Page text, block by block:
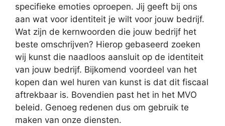
specifieke emoties oproepen. Jij geeft bij ons
aan wat voor identiteit je wilt voor jouw bedrijf.
Wat zijn de kernwoorden die jouw bedrijf het
beste omschrijven? Hierop gebaseerd zoeken
wij kunst die naadloos aansluit op de identiteit
van jouw bedrijf. Bijkomend voordeel van het
kopen dan wel huren van kunst is dat dit fiscaal
aftrekbaar is. Bovendien past het in het MVO
beleid. Genoeg redenen dus om gebruik te
maken van onze diensten.